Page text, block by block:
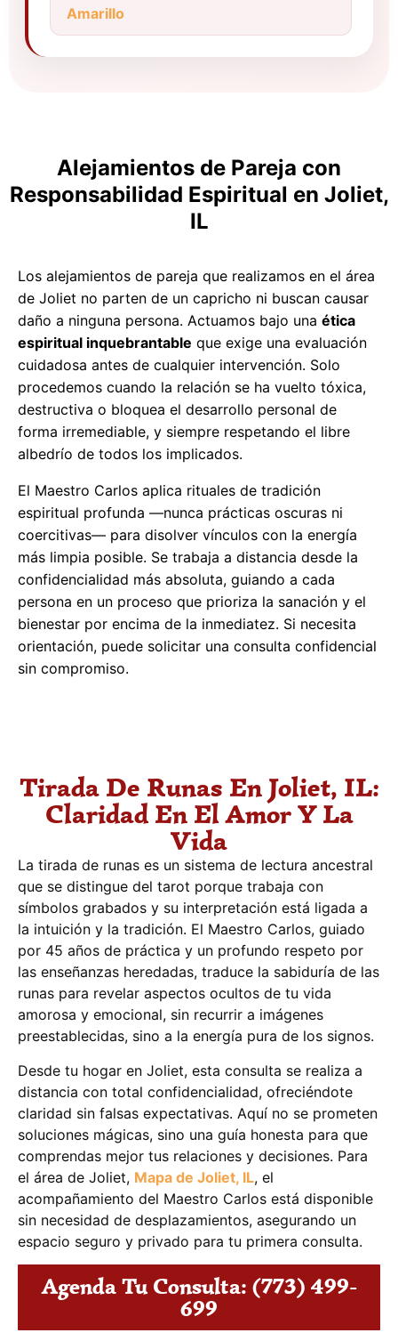
Amarillo
Alejamientos de Pareja con
Responsabilidad Espiritual en Joliet,
IL
Los alejamientos de pareja que realizamos en el área
de Joliet no parten de un capricho ni buscan causar
daño a ninguna persona. Actuamos bajo una ética
espiritual inquebrantable que exige una evaluación
cuidadosa antes de cualquier intervención. Solo
procedemos cuando la relación se ha vuelto tóxica,
destructiva o bloquea el desarrollo personal de
forma irremediable, y siempre respetando el libre
albedrío de todos los implicados.
El Maestro Carlos aplica rituales de tradición
espiritual profunda —nunca prácticas oscuras ni
coercitivas— para disolver vínculos con la energía
más limpia posible. Se trabaja a distancia desde la
confidencialidad más absoluta, guiando a cada
persona en un proceso que prioriza la sanación y el
bienestar por encima de la inmediatez. Si necesita
orientación, puede solicitar una consulta confidencial
sin compromiso.
Tirada De Runas En Joliet, IL:
Claridad En El Amor Y La
Vida
La tirada de runas es un sistema de lectura ancestral
que se distingue del tarot porque trabaja con
símbolos grabados y su interpretación está ligada a
la intuición y la tradición. El Maestro Carlos, guiado
por 45 años de práctica y un profundo respeto por
las enseñanzas heredadas, traduce la sabiduría de las
runas para revelar aspectos ocultos de tu vida
amorosa y emocional, sin recurrir a imágenes
preestablecidas, sino a la energía pura de los signos.
Desde tu hogar en Joliet, esta consulta se realiza a
distancia con total confidencialidad, ofreciéndote
claridad sin falsas expectativas. Aquí no se prometen
soluciones mágicas, sino una guía honesta para que
comprendas mejor tus relaciones y decisiones. Para
el área de Joliet, Mapa de Joliet, IL, el
acompañamiento del Maestro Carlos está disponible
sin necesidad de desplazamientos, asegurando un
espacio seguro y privado para tu primera consulta.
Agenda Tu Consulta: (773) 499-
699